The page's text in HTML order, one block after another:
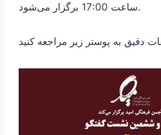
ساعت 17:00 برگزار می‌شود.